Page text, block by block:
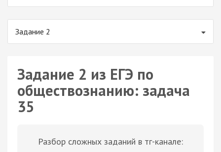
Задание 2
Задание 2 из ЕГЭ по
обществознанию: задача
35
Разбор сложных заданий в тг-канале: